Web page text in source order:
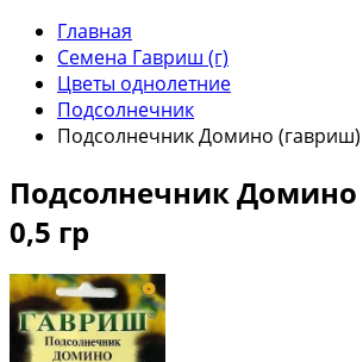
Главная
Семена Гавриш (г)
Цветы однолетние
Подсолнечник
Подсолнечник Домино (гавриш)
Подсолнечник
0,5 гр